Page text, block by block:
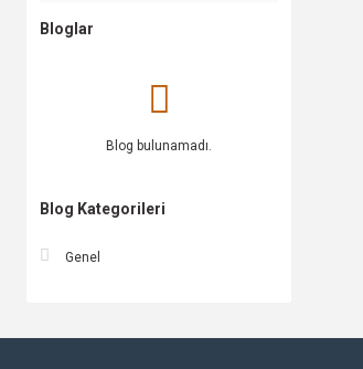
Bloglar
Blog bulunamadı.
Blog Kategorileri
Genel